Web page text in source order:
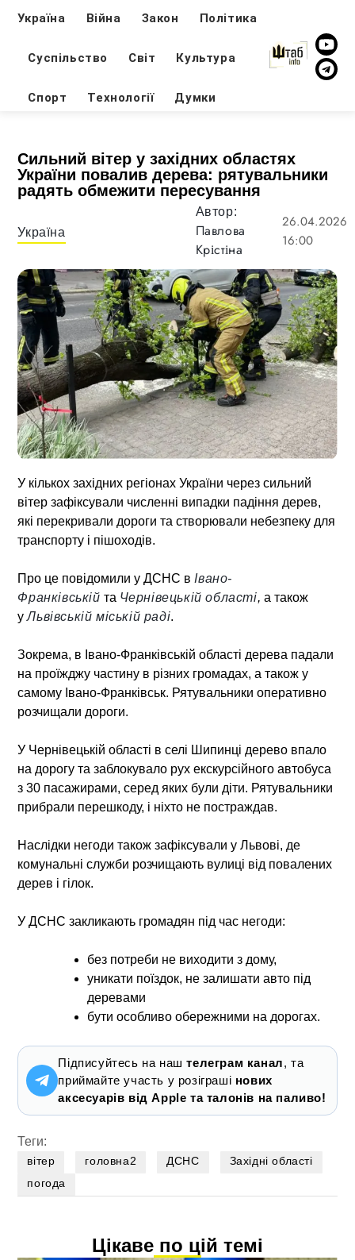
Україна Війна Закон Політика
Суспільство Світ Культура
Спорт Технології Думки
Сильний вітер у західних областях
України повалив дерева: рятувальники
радять обмежити пересування
Україна
Автор:
Павлова
Крістіна
26.04.2026
16:00
У кількох західних регіонах України через сильний
вітер зафіксували численні випадки падіння дерев,
які перекривали дороги та створювали небезпеку для
транспорту і пішоходів.
Про це повідомили у ДСНС в Івано-
Франківській та Чернівецькій області, а також
уЛьвівській міській раді.
Зокрема, в Івано-Франківській області дерева падали
на проїжджу частину в різних громадах, а також у
самому Івано-Франківськ. Рятувальники оперативно
розчищали дороги.
У Чернівецькій області в селі Шипинці дерево впало
на дорогу та заблокувало рух екскурсійного автобуса
з 30 пасажирами, серед яких були діти. Рятувальники
прибрали перешкоду, і ніхто не постраждав.
Наслідки негоди також зафіксували у Львові, де
комунальні служби розчищають вулиці від повалених
дерев і гілок.
У ДСНС закликають громадян під час негоди:
без потреби не виходити з дому,
уникати поїздок, не залишати авто під
деревами
бути особливо обережними на дорогах.
Підписуйтесь на наштелеграм канал, та
приймайте участь у розіграші нових
аксесуарів від Apple та талонів на паливо!
Теги:
вітер головна2 ДСНС
Західні області
погода
Цікаве по цій темі